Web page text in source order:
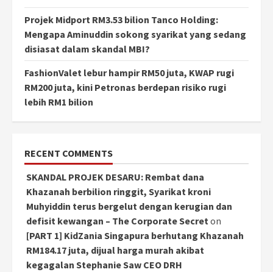
Projek Midport RM3.53 bilion Tanco Holding:
Mengapa Aminuddin sokong syarikat yang sedang
disiasat dalam skandal MBI?
FashionValet lebur hampir RM50 juta, KWAP rugi
RM200 juta, kini Petronas berdepan risiko rugi
lebih RM1 bilion
RECENT COMMENTS
SKANDAL PROJEK DESARU: Rembat dana
Khazanah berbilion ringgit, Syarikat kroni
Muhyiddin terus bergelut dengan kerugian dan
defisit kewangan – The Corporate Secreton
[PART 1] KidZania Singapura berhutang Khazanah
RM184.17 juta, dijual harga murah akibat
kegagalan Stephanie Saw CEO DRH